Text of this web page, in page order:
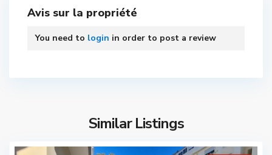
Avis sur la propriété
You need to login in order to post a review
Similar Listings